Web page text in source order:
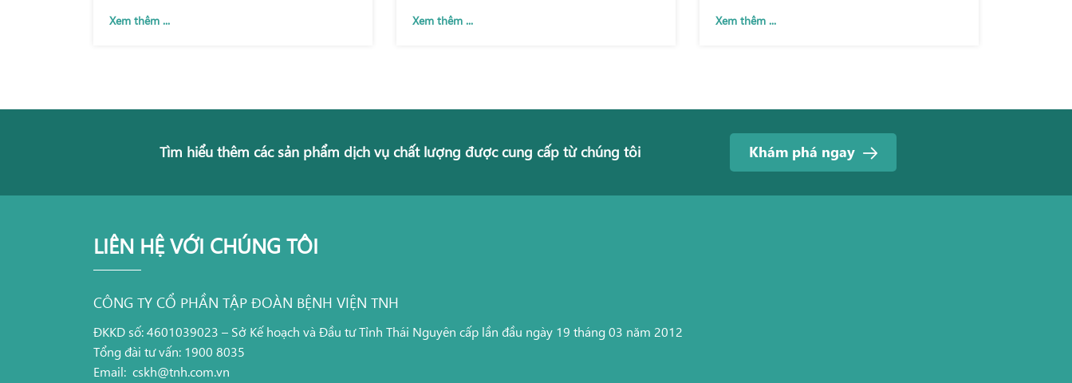
Xem thêm ... Xem thêm ... Xem thêm ...
Tìm hiểu thêm các sản phẩm dịch vụ chất lượng được cung cấp từ chúng tôi Khám phá ngay
LIÊN HỆ VỚI CHÚNG TÔI
CÔNG TY CỔ PHẦN TẬP ĐOÀN BỆNH VIỆN TNH
ĐKKD số: 4601039023 – Sở Kế hoạch và Đầu tư Tỉnh Thái Nguyên cấp lần đầu ngày 19 tháng 03 năm 2012
Tổng đài tư vấn: 1900 8035
Email: cskh@tnh.com.vn